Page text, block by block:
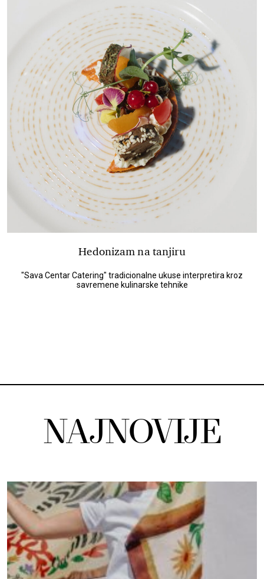
Hedonizam na tanjiru
"Sava Centar Catering" tradicionalne ukuse interpretira kroz
savremene kulinarske tehnike
NAJNOVIJE